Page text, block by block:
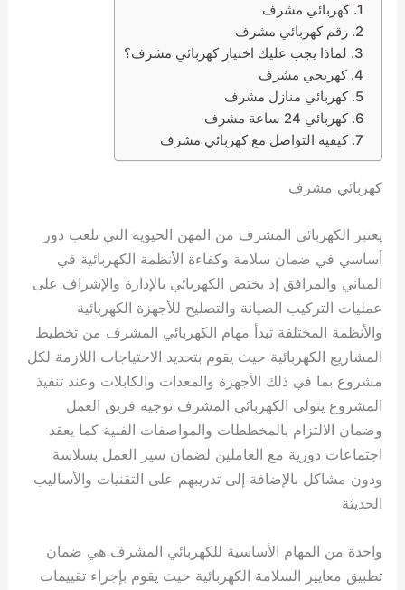
كهربائي مشرف
رقم كهربائي مشرف
لماذا يجب عليك اختيار كهربائي مشرف؟
كهربجي مشرف
كهربائي منازل مشرف
كهربائي 24 ساعة مشرف
كيفية التواصل مع كهربائي مشرف
كهربائي مشرف
يعتبر الكهربائي المشرف من المهن الحيوية التي تلعب دور
أساسي في ضمان سلامة وكفاءة الأنظمة الكهربائية في
المباني والمرافق إذ يختص الكهربائي بالإدارة والإشراف على
عمليات التركيب الصيانة والتصليح للأجهزة الكهربائية
والأنظمة المختلفة تبدأ مهام الكهربائي المشرف من تخطيط
المشاريع الكهربائية حيث يقوم بتحديد الاحتياجات اللازمة لكل
مشروع بما في ذلك الأجهزة والمعدات والكابلات وعند تنفيذ
المشروع يتولى الكهربائي المشرف توجيه فريق العمل
وضمان الالتزام بالمخططات والمواصفات الفنية كما يعقد
اجتماعات دورية مع العاملين لضمان سير العمل بسلاسة
ودون مشاكل بالإضافة إلى تدريبهم على التقنيات والأساليب
الحديثة
واحدة من المهام الأساسية للكهربائي المشرف هي ضمان
تطبيق معايير السلامة الكهربائية حيث يقوم بإجراء تقييمات